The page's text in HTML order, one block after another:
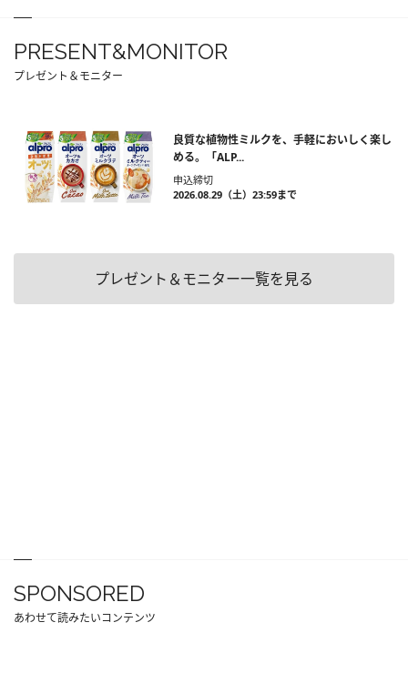
PRESENT&MONITOR
プレゼント＆モニター
良質な植物性ミルクを、手軽においしく楽し
める。「ALP...
申込締切
2026.08.29（土）23:59まで
プレゼント＆モニター一覧を見る
SPONSORED
あわせて読みたいコンテンツ